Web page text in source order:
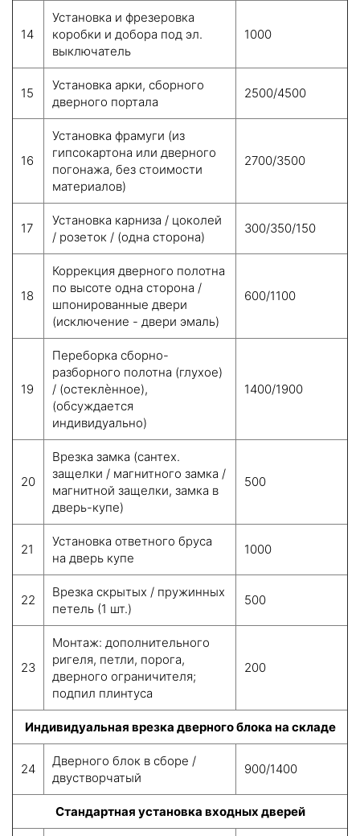
14
Установка и фрезеровка
коробки и добора под эл.
выключатель
1000
15
Установка арки, сборного
дверного портала
2500/4500
16
Установка фрамуги (из
гипсокартона или дверного
погонажа, без стоимости
материалов)
2700/3500
17
Установка карниза / цоколей
/ розеток / (одна сторона)
300/350/150
18
Коррекция дверного полотна
по высоте одна сторона /
шпонированные двери
(исключение - двери эмаль)
600/1100
19
Переборка сборно-
разборного полотна (глухое)
/ (остеклѐнное),
(обсуждается
индивидуально)
1400/1900
20
Врезка замка (сантех.
защелки / магнитного замка /
магнитной защелки, замка в
дверь-купе)
500
21
Установка ответного бруса
на дверь купе
1000
22
Врезка скрытых / пружинных
петель (1 шт.)
500
23
Монтаж: дополнительного
ригеля, петли, порога,
дверного ограничителя;
подпил плинтуса
200
Индивидуальная врезка дверного блока на складе
24
Дверного блок в сборе /
двустворчатый
900/1400
Стандартная установка входных дверей